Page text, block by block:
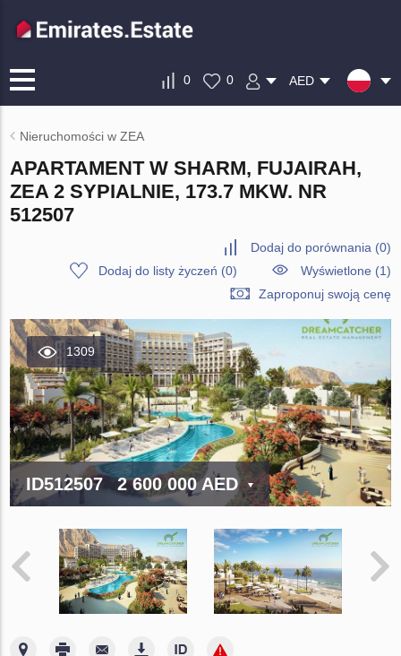
0 0 AED
Nieruchomości w ZEA
APARTAMENT W SHARM, FUJAIRAH,
ZEA 2 SYPIALNIE, 173.7 MKW. NR
512507
Dodaj do porównania (0)
Dodaj do listy życzeń (0)
Wyświetlone (1)
Zaproponuj swoją cenę
1309
ID512507 2 600 000 AED